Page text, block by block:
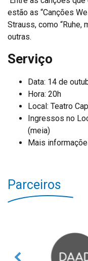
estão as “Canções
Strauss, como “Ruhe,
outras.
Serviço
Data: 14 de
Hora: 20h
Local: Teatro
Ingressos no
(meia)
Mais
Parceiros